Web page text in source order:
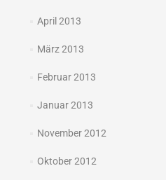
April 2013
März 2013
Februar 2013
Januar 2013
November 2012
Oktober 2012